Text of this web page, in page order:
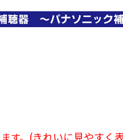
す。 (きれいに見やすく